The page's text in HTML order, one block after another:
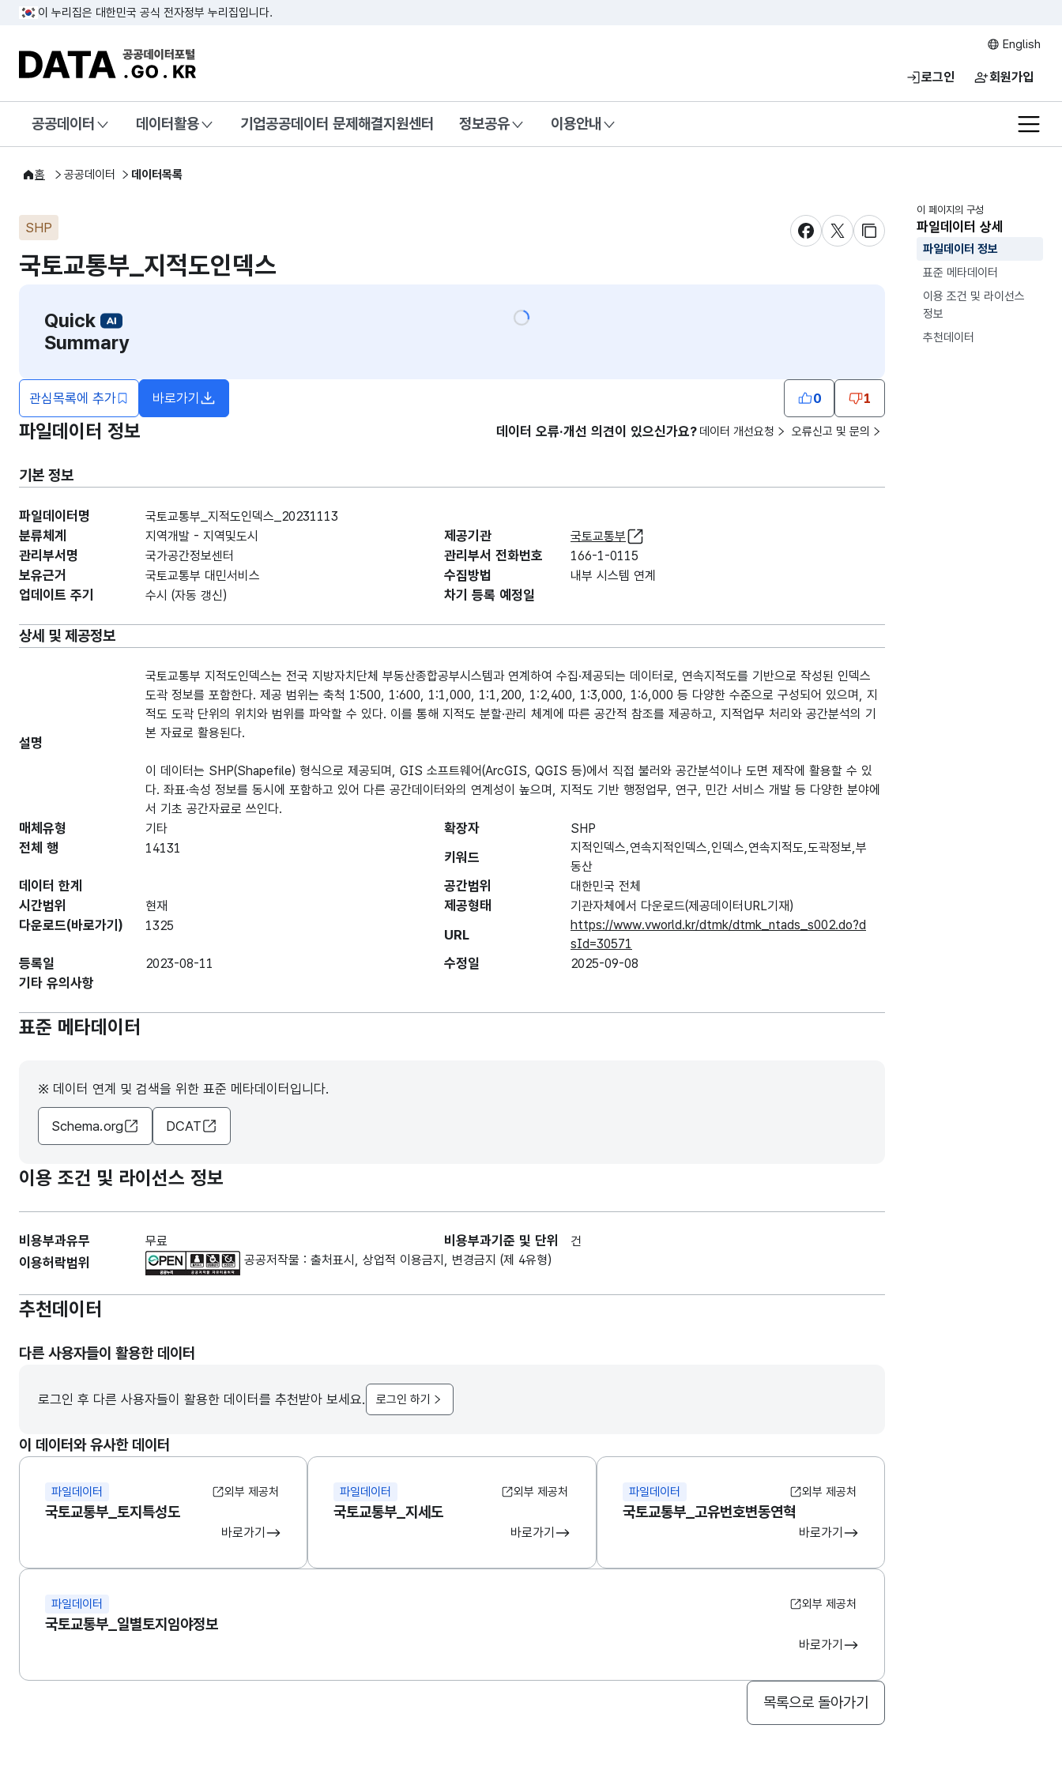
이 누리집은 대한민국 공식 전자정부 누리집입니다.
DATA.GO.KR 공공데이터포털
English
로그인 회원가입
전체
공공데이터 데이터활용 기업공공데이터 문제해결지원센터 정보공유 이용안내
홈 공공데이터 데이터목록
SHP
새창 열림새창 열림새창 열림
국토교통부_지적도인덱스
Quick
Summary
관심목록에 추가
새창열림
바로가기 0 1
이 페이지의 구성
파일데이터 상세
파일데이터 정보
표준 메타데이터
이용 조건 및 라이선스
정보
추천데이터
파일데이터 정보 데이터 오류·개선 의견이 있으신가요? 데이터 개선요청 오류신고 및 문의
기본 정보
파일데이터명 국토교통부_지적도인덱스_20231113
분류체계 지역개발 - 지역및도시 제공기관 국토교통부
관리부서명 국가공간정보센터 관리부서 전화번호 166-1-0115
보유근거 국토교통부 대민서비스 수집방법 내부 시스템 연계
업데이트 주기 수시 (자동 갱신) 차기 등록 예정일
상세 및 제공정보
설명
국토교통부 지적도인덱스는 전국 지방자치단체 부동산종합공부시스템과 연계하여 수집·제공되는 데이터로, 연속지적도를 기반으로 작성된 인덱스
도곽 정보를 포함한다. 제공 범위는 축척 1:500, 1:600, 1:1,000, 1:1,200, 1:2,400, 1:3,000, 1:6,000 등 다양한 수준으로 구성되어 있으며, 지
적도 도곽 단위의 위치와 범위를 파악할 수 있다. 이를 통해 지적도 분할·관리 체계에 따른 공간적 참조를 제공하고, 지적업무 처리와 공간분석의 기
본 자료로 활용된다.
이 데이터는 SHP(Shapefile) 형식으로 제공되며, GIS 소프트웨어(ArcGIS, QGIS 등)에서 직접 불러와 공간분석이나 도면 제작에 활용할 수 있
다. 좌표·속성 정보를 동시에 포함하고 있어 다른 공간데이터와의 연계성이 높으며, 지적도 기반 행정업무, 연구, 민간 서비스 개발 등 다양한 분야에
서 기초 공간자료로 쓰인다.
매체유형 기타 확장자 SHP
전체 행 14131
키워드
지적인덱스,연속지적인덱스,인덱스,연속지적도,도곽정보,부
동산
데이터 한계 공간범위 대한민국 전체
시간범위 현재 제공형태 기관자체에서 다운로드(제공데이터URL기재)
다운로드(바로가기) 1325
URL
https://www.vworld.kr/dtmk/dtmk_ntads_s002.do?d
sId=30571
등록일 2023-08-11 수정일 2025-09-08
기타 유의사항
표준 메타데이터
※ 데이터 연계 및 검색을 위한 표준 메타데이터입니다.
Schema.org DCAT
이용 조건 및 라이선스 정보
비용부과유무 무료 비용부과기준 및 단위 건
이용허락범위 공공저작물 : 출처표시, 상업적 이용금지, 변경금지 (제 4유형)
추천데이터
다른 사용자들이 활용한 데이터
로그인 후 다른 사용자들이 활용한 데이터를 추천받아 보세요. 로그인 하기
이 데이터와 유사한 데이터
파일데이터 외부 제공처
국토교통부_토지특성도
바로가기
파일데이터 외부 제공처
국토교통부_지세도
바로가기
파일데이터 외부 제공처
국토교통부_고유번호변동연혁
바로가기
파일데이터 외부 제공처
국토교통부_일별토지임야정보
바로가기
목록으로 돌아가기